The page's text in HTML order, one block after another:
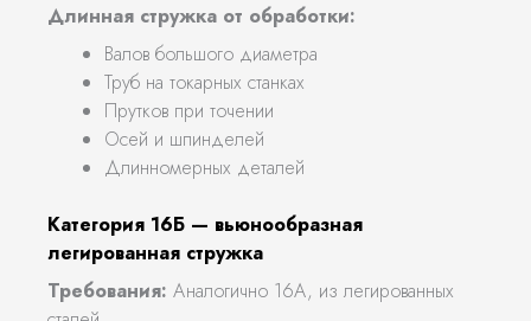
Длинная стружка от обработки:
Валов большого диаметра
Труб на токарных станках
Прутков при точении
Осей и шпинделей
Длинномерных деталей
Категория 16Б — вьюнообразная
легированная стружка
Требования: Аналогично 16А, из легированных